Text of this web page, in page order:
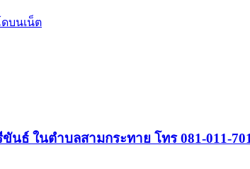
บนเน็ต
ธ์ ในตำบลสามกระทาย โทร 081-011-